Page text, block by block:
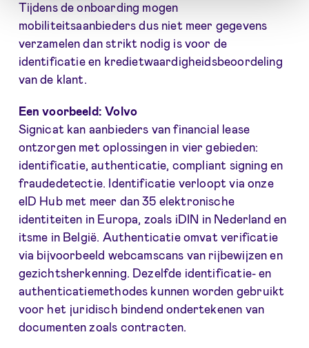
Tijdens de onboarding mogen
mobiliteitsaanbieders dus niet meer gegevens
verzamelen dan strikt nodig is voor de
identificatie en kredietwaardigheidsbeoordeling
van de klant.
Een voorbeeld: Volvo
Signicat kan aanbieders van financial lease
ontzorgen met oplossingen in vier gebieden:
identificatie, authenticatie, compliant signing en
fraudedetectie. Identificatie verloopt via onze
eID Hub met meer dan 35 elektronische
identiteiten in Europa, zoals iDIN in Nederland en
itsme in België. Authenticatie omvat verificatie
via bijvoorbeeld webcamscans van rijbewijzen en
gezichtsherkenning. Dezelfde identificatie- en
authenticatiemethodes kunnen worden gebruikt
voor het juridisch bindend ondertekenen van
documenten zoals contracten.